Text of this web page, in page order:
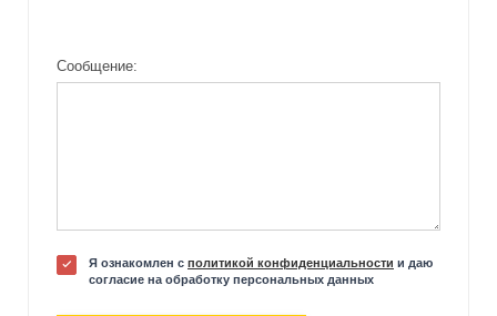
Сообщение:
Я ознакомлен с политикой конфиденциальности и даю
согласие на обработку персональных данных